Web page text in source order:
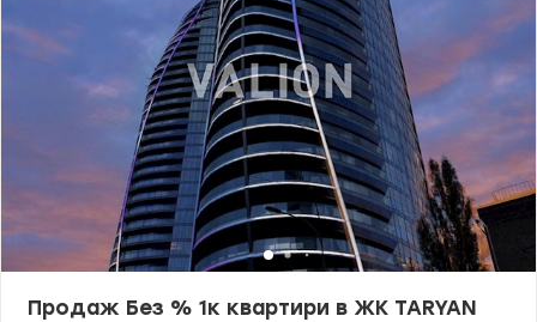
Продаж Без % 1к квартири в ЖК TARYAN